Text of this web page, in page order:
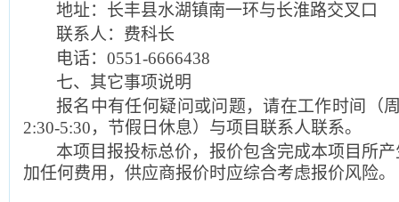
地址：长丰县水湖镇南一环与长淮路交叉口
联系人：费科长
电话：0551-6666438
七、其它事项说明
报名中有任何疑问或问题，请在工作时间（
2:30-5:30，节假日休息）与项目联系人联系。
本项目报投标总价，报价包含完成本项目所
加任何费用，供应商报价时应综合考虑报价风险。